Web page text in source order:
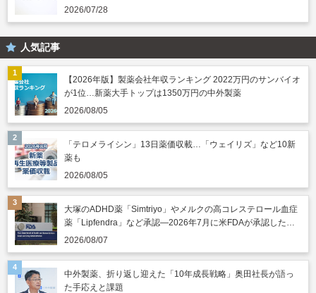
2026/07/28
人気記事
【2026年版】製薬会社年収ランキング 2022万円のサンバイオ
が1位…新薬大手トップは1350万円の中外製薬
2026/08/05
「テロメライシン」13日薬価収載…「ウェイリズ」など10新
薬も
2026/08/05
大塚のADHD薬「Simtriyo」やメルクの高コレステロール血症
薬「Lipfendra」など承認―2026年7月に米FDAが承認した新
薬
2026/08/07
中外製薬、折り返し迎えた「10年成長戦略」奥田社長が語っ
た手応えと課題